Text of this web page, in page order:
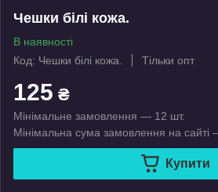
Чешки білі кожа.
В наявності
Код: Чешки білі кожа.
Тільки опт
125 ₴
Мінімальне замовлення — 12 шт.
Мінімальна сума замовлення на сайті
Купити